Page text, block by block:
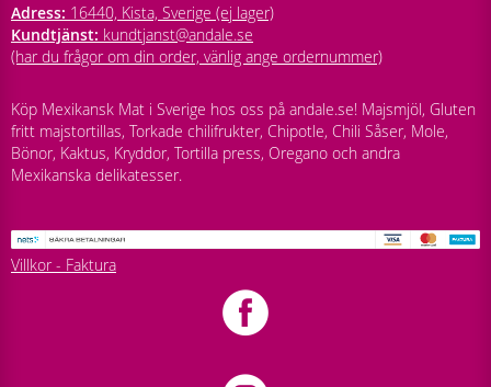
Adress: 16440, Kista, Sverige (ej lager)
Kundtjänst: kundtjanst@andale.se
(har du frågor om din order, vänlig ange ordernummer)
Köp Mexikansk Mat i Sverige hos oss på andale.se! Majsmjöl, Gluten
fritt majstortillas, Torkade chilifrukter, Chipotle, Chili Såser, Mole,
Bönor, Kaktus, Kryddor, Tortilla press, Oregano och andra
Mexikanska delikatesser.
Villkor - Faktura